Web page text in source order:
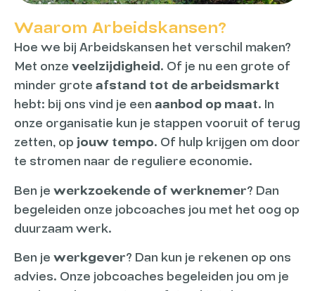
Waarom Arbeidskansen?
Hoe we bij Arbeidskansen het verschil maken?
Met onze veelzijdigheid. Of je nu een grote of
minder grote afstand tot de arbeidsmarkt
hebt: bij ons vind je een aanbod op maat. In
onze organisatie kun je stappen vooruit of terug
zetten, op jouw tempo. Of hulp krijgen om door
te stromen naar de reguliere economie.
Ben je werkzoekende of werknemer? Dan
begeleiden onze jobcoaches jou met het oog op
duurzaam werk.
Ben je werkgever? Dan kun je rekenen op ons
advies. Onze jobcoaches begeleiden jou om je